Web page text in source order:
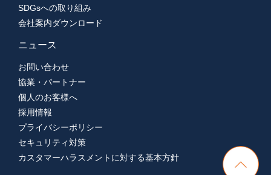
SDGsへの取り組み
会社案内ダウンロード
ニュース
お問い合わせ
協業・パートナー
個人のお客様へ
採用情報
プライバシーポリシー
セキュリティ対策
カスタマーハラスメントに対する基本方針